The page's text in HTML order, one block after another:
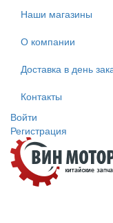
Наши магазины
О компании
Доставка в день
Контакты
Войти
Регистрация